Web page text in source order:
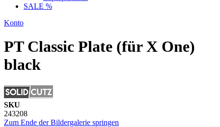
SALE %
Konto
PT Classic Plate (für X One)
black
SKU
243208
Zum Ende der Bildergalerie springen